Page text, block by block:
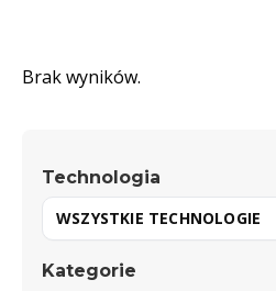
Brak wyników.
Technologia
Kategorie